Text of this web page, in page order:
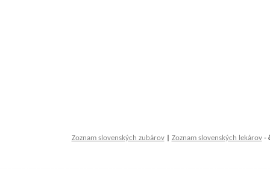
Zoznam slovenských zubárov| Zoznam slovenských lekárov-